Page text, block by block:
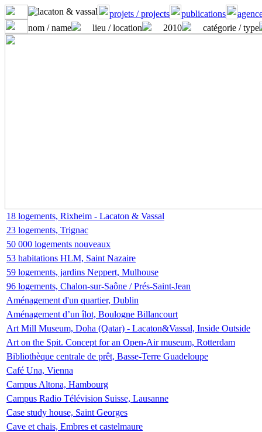
projets / projects publications
nom / name
lieu / location 2010 catégorie / type
18 logements, Rixheim - Lacaton & Vassal
23 logements, Trignac
50 000 logements nouveaux
53 habitations HLM, Saint Nazaire
59 logements, jardins Neppert, Mulhouse
96 logements, Chalon-sur-Saône / Prés-Saint-Jean
Aménagement d'un quartier, Dublin
Aménagement d’un îlot, Boulogne Billancourt
Art Mill Museum, Doha (Qatar) - Lacaton&Vassal, Inside Outside
Art on the Spit. Concept for an Open-Air museum, Rotterdam
Bibliothèque centrale de prêt, Basse-Terre Guadeloupe
Café Una, Vienna
Campus Altona, Hambourg
Campus Radio Télévision Suisse, Lausanne
Case study house, Saint Georges
Cave et chais, Embres et castelmaure